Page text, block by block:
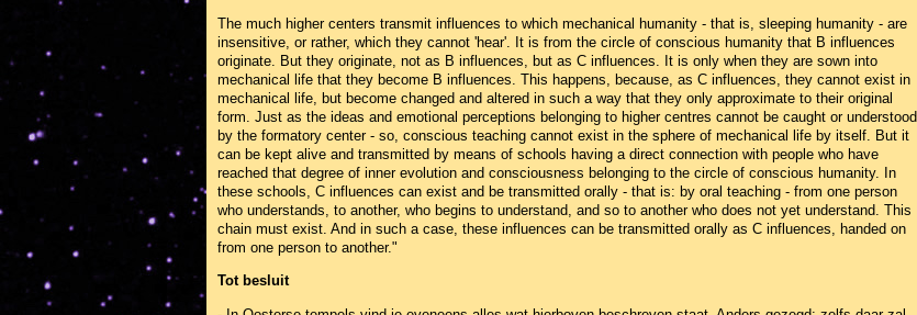
The much higher centers transmit influences to which mechanical humanity - that is, sleeping humanity - are
insensitive, or rather, which they cannot 'hear'. It is from the circle of conscious humanity that B influences
originate. But they originate, not as B influences, but as C influences. It is only when they are sown into
mechanical life that they become B influences. This happens, because, as C influences, they cannot exist in
mechanical life, but become changed and altered in such a way that they only approximate to their original
form. Just as the ideas and emotional perceptions belonging to higher centres cannot be caught or understood
by the formatory center - so, conscious teaching cannot exist in the sphere of mechanical life by itself. But it
can be kept alive and transmitted by means of schools having a direct connection with people who have
reached that degree of inner evolution and consciousness belonging to the circle of conscious humanity. In
these schools, C influences can exist and be transmitted orally - that is: by oral teaching - from one person
who understands, to another, who begins to understand, and so to another who does not yet understand. This
chain must exist. And in such a case, these influences can be transmitted orally as C influences, handed on
from one person to another."
Tot besluit